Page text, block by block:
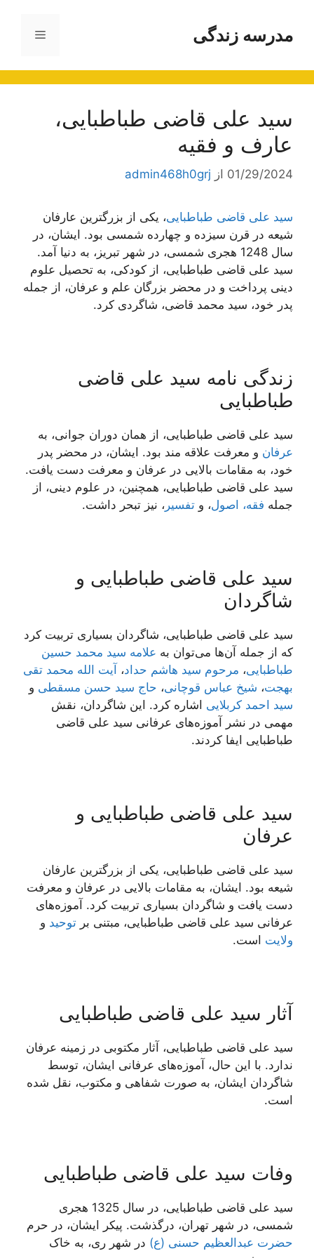
محتوامدرسه زندگی فهرست
سید علی قاضی طباطبایی،
عارف و فقیه
01/29/2024 از admin468h0grj
سید علی قاضی طباطبایی، یکی از بزرگترین عارفان
شیعه در قرن سیزده و چهارده شمسی بود. ایشان، در
سال 1248 هجری شمسی، در شهر تبریز، به دنیا آمد.
سید علی قاضی طباطبایی، از کودکی، به تحصیل علوم
دینی پرداخت و در محضر بزرگان علم و عرفان، از جمله
پدر خود، سید محمد قاضی، شاگردی کرد.
زندگی نامه سید علی قاضی
طباطبایی
سید علی قاضی طباطبایی، از همان دوران جوانی، به
عرفان و معرفت علاقه مند بود. ایشان، در محضر پدر
خود، به مقامات بالایی در عرفان و معرفت دست یافت.
سید علی قاضی طباطبایی، همچنین، در علوم دینی، از
جمله فقه، اصول، و تفسیر ، نیز تبحر داشت.
سید علی قاضی طباطبایی و
شاگردان
سید علی قاضی طباطبایی، شاگردان بسیاری تربیت کرد
که از جمله آن‌ها می‌توان به علامه سید محمد حسین
طباطبایی، مرحوم سید هاشم حداد، آیت الله محمد تقی
بهجت، شیخ عباس قوچانی، حاج سید حسن مسقطی و
سید احمد کربلایی اشاره کرد. این شاگردان، نقش
مهمی در نشر آموزه‌های عرفانی سید علی قاضی
طباطبایی ایفا کردند.
سید علی قاضی طباطبایی و
عرفان
سید علی قاضی طباطبایی، یکی از بزرگترین عارفان
شیعه بود. ایشان، به مقامات بالایی در عرفان و معرفت
دست یافت و شاگردان بسیاری تربیت کرد. آموزه‌های
عرفانی سید علی قاضی طباطبایی، مبتنی بر توحید و
ولایت است.
آثار سید علی قاضی طباطبایی
سید علی قاضی طباطبایی، آثار مکتوبی در زمینه عرفان
ندارد. با این حال، آموزه‌های عرفانی ایشان، توسط
شاگردان ایشان، به صورت شفاهی و مکتوب، نقل شده
است.
وفات سید علی قاضی طباطبایی
سید علی قاضی طباطبایی، در سال 1325 هجری
شمسی، در شهر تهران، درگذشت. پیکر ایشان، در حرم
حضرت عبدالعظیم حسنی (ع) در شهر ری، به خاک